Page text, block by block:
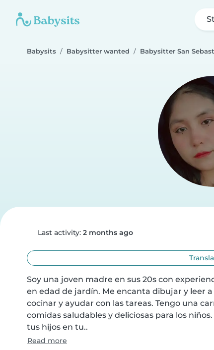
Babysits Babysitter wanted Babysitter San
Last activity: 2 months ago
Soy una joven madre en sus 20s con
en edad de jardín. Me encanta dibujar y leer
cocinar y ayudar con las tareas. Tengo una
comidas saludables y deliciosas para los
tus hijos en tu..
Read more